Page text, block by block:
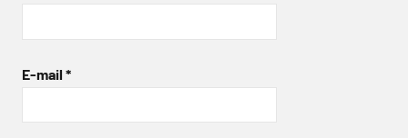
E-mail *